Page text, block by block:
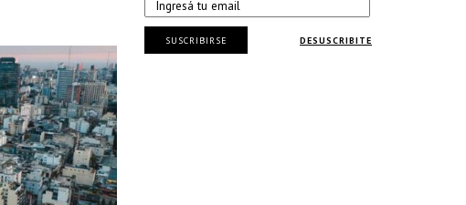
DESUSCRIBITE
SUSCRIBIRSE